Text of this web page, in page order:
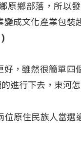
原鄉部落，所以
成文化產業包裝
，雖然很簡單四
進行下去，東河怎
原住民族人當